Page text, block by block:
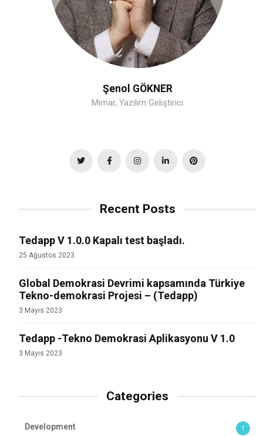
Şenol GÖKNER
Mimar, Yazılım Geliştirici
Recent Posts
Tedapp V 1.0.0 Kapalı test başladı.
25 Ağustos 2023
Global Demokrasi Devrimi kapsamında Türkiye
Tekno-demokrasi Projesi – (Tedapp)
3 Mayıs 2023
Tedapp -Tekno Demokrasi Aplikasyonu V 1.0
3 Mayıs 2023
Categories
Development 1